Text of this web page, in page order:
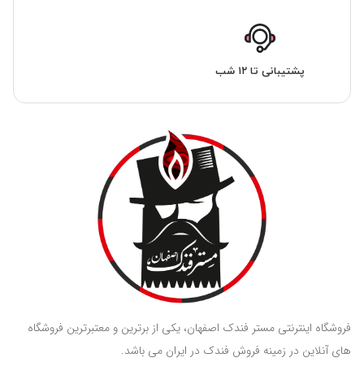
پشتیبانی تا ۱۲ شب
فروشگاه اینترنتی مستر فندک اصفهان، یکی از برترین و معتبرترین فروشگاه
های آنلاین در زمینه فروش فندک در ایران می باشد.